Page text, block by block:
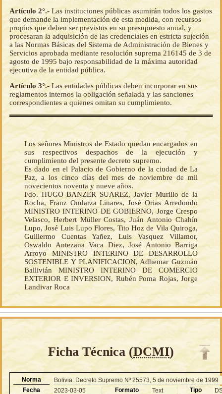
Artículo 2°.- Las instituciones públicas asumirán todos los gastos
que demande la implementación de esta medida, con recursos
propios que deben ser previstos en su presupuesto anual, y
procesaran la adquisición de las credenciales en estricta sujeción
a las Normas Básicas del Sistema de Administración de Bienes y
Servicios aprobada mediante resolución suprema 216145 de 3 de
agosto de 1995 bajo responsabilidad de la máxima autoridad
ejecutiva de la entidad pública.
Artículo 3°.- Las entidades públicas deben incorporar en sus
reglamentos internos la obligación señalada y las sanciones
correspondientes a quienes omitan su cumplimiento.
Los señores Ministros de Estado quedan encargados en
sus respectivos despachos de la ejecución y
cumplimiento del presente decreto supremo.
Es dado en el Palacio de Gobierno de la ciudad de La
Paz, a los cinco días del mes de noviembre de mil
novecientos noventa y nueve años.
Fdo. HUGO BANZER SUAREZ, Javier Murillo de la
Rocha, Franz Ondarza Linares, José Orias Arredondo
MINISTRO INTERINO DE GOBIERNO, Jorge Crespo
Velasco, Herbert Müller Costas, Juán Antonio Chahín
Lupo, José Luis Lupo Flores, Tito Hoz de Vila Quiroga,
Guillermo Cuentas Yañez, Luis Vasquez Villamor,
Oswaldo Antezana Vaca Diez, José Antonio Barriga
Arroyo MINISTRO INTERINO DE DESARROLLO
SOSTENIBLE Y PLANIFICACION, Adhemar Guzmán
Ballivián MINISTRO INTERINO DE COMERCIO
EXTERIOR E INVERSION, Rubén Poma Rojas, Jorge
Landivar Roca
Ficha Técnica (DCMI)
Norma
Bolivia: Decreto Supremo Nº 25573, 5 de noviembre de 1999
Fecha
2023-03-05 Formato Text Tipo